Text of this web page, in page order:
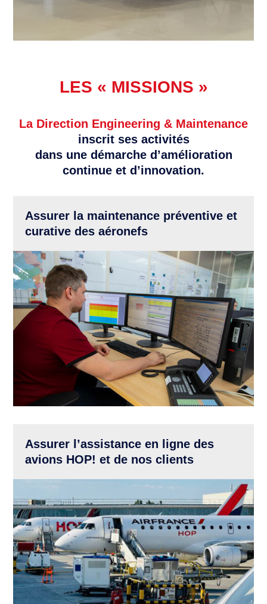
LES « MISSIONS »
La Direction Engineering & Maintenance
inscrit ses activités
dans une démarche d’amélioration
continue et d’innovation.
Assurer la maintenance préventive et
curative des aéronefs
Assurer l’assistance en ligne des
avions HOP! et de nos clients